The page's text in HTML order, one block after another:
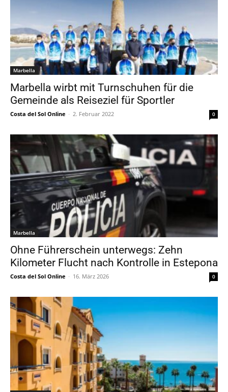
Marbella
Marbella wirbt mit Turnschuhen für die
Gemeinde als Reiseziel für Sportler
Costa del Sol Online - 2. Februar 2022 0
Marbella
Ohne Führerschein unterwegs: Zehn
Kilometer Flucht nach Kontrolle in Estepona
Costa del Sol Online - 16. März 2026 0